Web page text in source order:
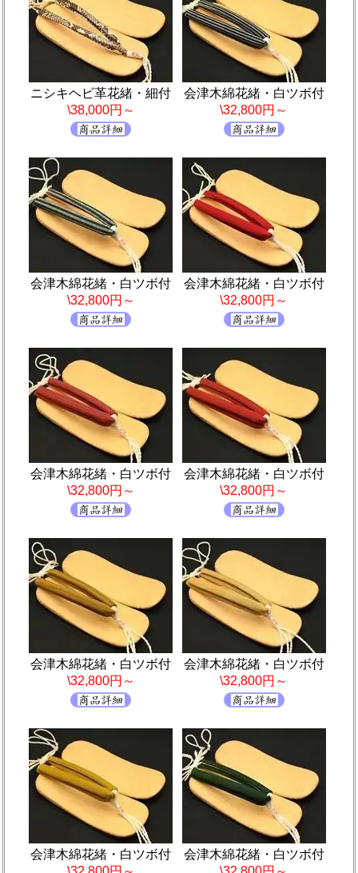
ニシキヘビ革花緒・細付
\38,000円～
会津木綿花緒・白ツボ付
\32,800円～
会津木綿花緒・白ツボ付
\32,800円～
会津木綿花緒・白ツボ付
\32,800円～
会津木綿花緒・白ツボ付
\32,800円～
会津木綿花緒・白ツボ付
\32,800円～
会津木綿花緒・白ツボ付
\32,800円～
会津木綿花緒・白ツボ付
\32,800円～
会津木綿花緒・白ツボ付
会津木綿花緒・白ツボ付